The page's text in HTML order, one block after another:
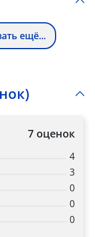
ещё...
7 оценок
4
3
0
0
0